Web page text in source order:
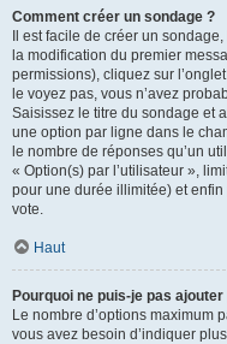
Comment créer un sondage ?
Il est facile de créer un
la modification du premier
permissions), cliquez sur l’onglet
le voyez pas, vous n’avez
Saisissez le titre du sondage et
une option par ligne dans le
le nombre de réponses qu’un
« Option(s) par l’utilisateur »,
pour une durée illimitée) et
vote.
Haut
Pourquoi ne puis-je pas
Le nombre d’options maximum
vous avez besoin d’indiquer